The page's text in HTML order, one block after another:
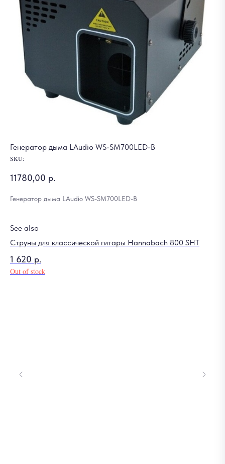
Генератор дыма LAudio WS-SM700LED-B
SKU:
11780,00 р.
Генератор дыма LAudio WS-SM700LED-B
See also
Струны для классической гитары Hannabach 800 SHT
1 620 р.
Out of stock